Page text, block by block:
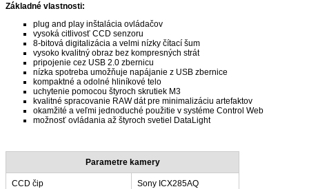
Základné vlastnosti:
plug and play inštalácia ovládačov
vysoká citlivosť CCD senzoru
8-bitová digitalizácia a velmi nízky čítací šum
vysoko kvalitný obraz bez kompresných strát
pripojenie cez USB 2.0 zbernicu
nízka spotreba umožňuje napájanie z USB zbernice
kompaktné a odolné hliníkové telo
uchytenie pomocou štyroch skrutiek M3
kvalitné spracovanie RAW dát pre minimalizáciu artefaktov
okamžité a veľmi jednoduché použitie v systéme Control Web
možnosť ovládania až štyroch svetiel DataLight
Parametre kamery
CCD čip Sony ICX285AQ